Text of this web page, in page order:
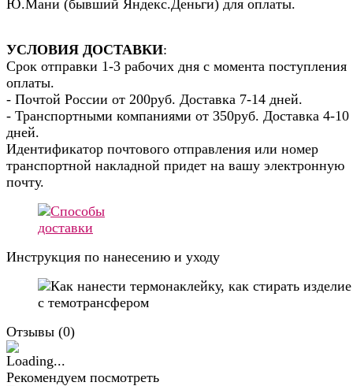
Ю.Мани (бывший Яндекс.Деньги) для оплаты.
УСЛОВИЯ ДОСТАВКИ:
Срок отправки 1-3 рабочих дня с момента поступления
оплаты.
- Почтой России от 200руб. Доставка 7-14 дней.
- Транспортными компаниями от 350руб. Доставка 4-10
дней.
Идентификатор почтового отправления или номер
транспортной накладной придет на вашу электронную
почту.
Инструкция по нанесению и уходу
Отзывы (0)
Рекомендуем посмотреть